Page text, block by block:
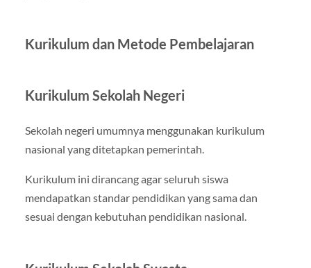
Kurikulum dan Metode Pembelajaran
Kurikulum Sekolah Negeri
Sekolah negeri umumnya menggunakan kurikulum
nasional yang ditetapkan pemerintah.
Kurikulum ini dirancang agar seluruh siswa
mendapatkan standar pendidikan yang sama dan
sesuai dengan kebutuhan pendidikan nasional.